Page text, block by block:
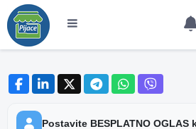
Postavite BESPLATNO